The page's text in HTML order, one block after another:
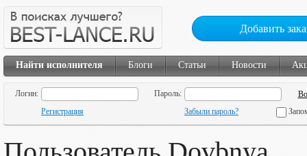
Добавить
Найти исполнителя Блоги Статьи Новости
Логин:
Пароль:
Регистрация
Забыли пароль?